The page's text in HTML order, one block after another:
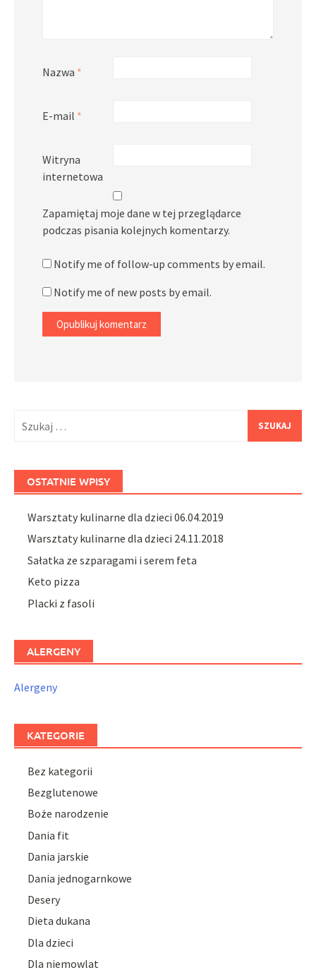
Nazwa *
E-mail *
Witryna
internetowa
Zapamiętaj moje dane w tej przeglądarce
podczas pisania kolejnych komentarzy.
Notify me of follow-up comments by email.
Notify me of new posts by email.
OSTATNIE WPISY
Warsztaty kulinarne dla dzieci 06.04.2019
Warsztaty kulinarne dla dzieci 24.11.2018
Sałatka ze szparagami i serem feta
Keto pizza
Placki z fasoli
ALERGENY
Alergeny
KATEGORIE
Bez kategorii
Bezglutenowe
Boże narodzenie
Dania fit
Dania jarskie
Dania jednogarnkowe
Desery
Dieta dukana
Dla dzieci
Dla niemowlat